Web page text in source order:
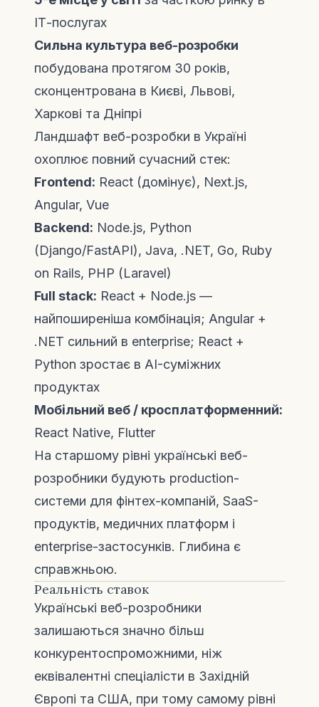
ІТ-послугах
Сильна культура веб-розробки
побудована протягом 30 років,
сконцентрована в Києві, Львові,
Харкові та Дніпрі
Ландшафт веб-розробки в Україні
охоплює повний сучасний стек:
Frontend: React (домінує), Next.js,
Angular, Vue
Backend: Node.js, Python
(Django/FastAPI), Java, .NET, Go, Ruby
on Rails, PHP (Laravel)
Full stack: React + Node.js —
найпоширеніша комбінація; Angular +
.NET сильний в enterprise; React +
Python зростає в AI-суміжних
продуктах
Мобільний веб / кросплатформенний:
React Native, Flutter
На старшому рівні українські веб-
розробники будують production-
системи для фінтех-компаній, SaaS-
продуктів, медичних платформ і
enterprise-застосунків. Глибина є
справжньою.
Реальність ставок
Українські веб-розробники
залишаються значно більш
конкурентоспроможними, ніж
еквівалентні спеціалісти в Західній
Європі та США, при тому самому рівні